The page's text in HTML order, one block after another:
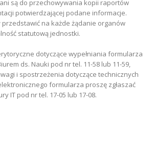
są do przechowywania kopii raportów
potwierdzającej podane informacje.
na każde żądanie organów
statutową jednostki.
dotyczące wypełniania formularza
ds. Nauki pod nr tel. 11-58 lub 11-59,
i spostrzeżenia dotyczące technicznych
formularza proszę zgłaszać
IT pod nr tel. 17-05 lub 17-08.